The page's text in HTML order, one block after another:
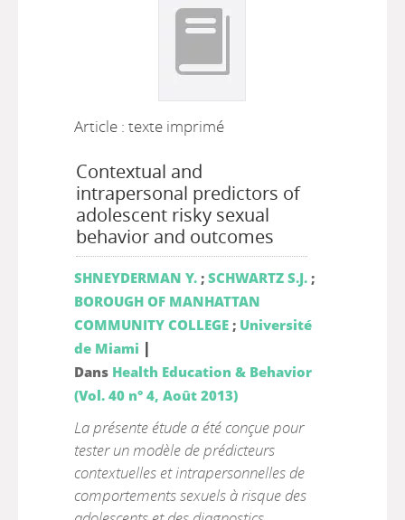
Article : texte imprimé
Contextual and
intrapersonal predictors of
adolescent risky sexual
behavior and outcomes
SHNEYDERMAN Y.; SCHWARTZ S.J.;
BOROUGH OF MANHATTAN
COMMUNITY COLLEGE; Université
de Miami |
Dans Health Education & Behavior
(Vol. 40 n° 4, Août 2013)
La présente étude a été conçue pour
tester un modèle de prédicteurs
contextuelles et intrapersonnelles de
comportements sexuels à risque des